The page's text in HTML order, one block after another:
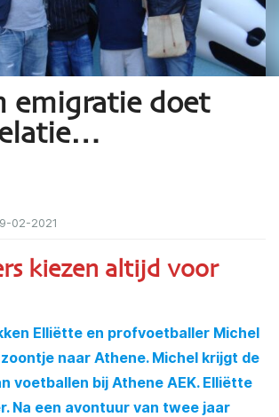
emigratie doet
02-2021
kiezen altijd voor
Elliëtte en profvoetballer Michel
naar Athene. Michel krijgt de
voetballen bij Athene AEK. Elliëtte
Na een avontuur van twee jaar